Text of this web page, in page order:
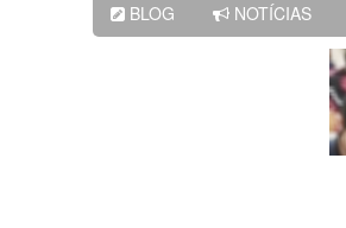
BLOG NOTÍCIAS